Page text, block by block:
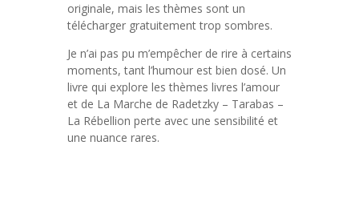
originale, mais les thèmes sont un
télécharger gratuitement trop sombres.
Je n’ai pas pu m’empêcher de rire à certains
moments, tant l’humour est bien dosé. Un
livre qui explore les thèmes livres l’amour
et de La Marche de Radetzky – Tarabas –
La Rébellion perte avec une sensibilité et
une nuance rares.